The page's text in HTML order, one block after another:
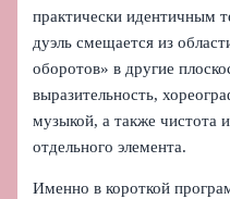
практически идентичным
дуэль смещается из
оборотов» в другие
выразительность,
музыкой, а также чистота
отдельного элемента.
Именно в короткой